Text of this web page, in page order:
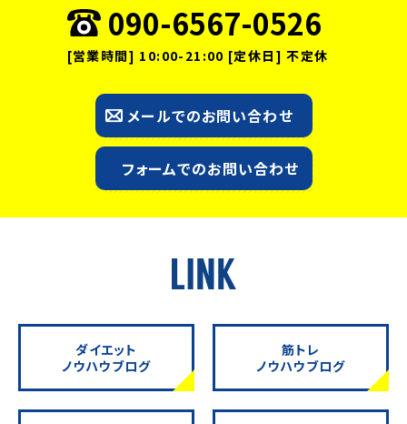
090-6567-0526
[営業時間] 10:00-21:00 [定休日] 不定休
メールでのお問い合わせ
フォームでのお問い合わせ
ダイエット
ノウハウブログ
筋トレ
ノウハウブログ